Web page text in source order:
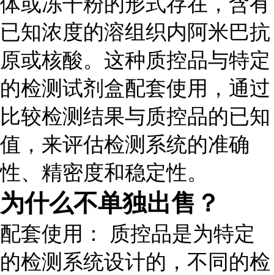
已知浓度的溶组织内阿米巴抗
原或核酸。这种质控品与特定
的检测试剂盒配套使用，通过
比较检测结果与质控品的已知
值，来评估检测系统的准确
性、精密度和稳定性。
为什么不单独出售？
配套使用： 质控品是为特定
的检测系统设计的，不同的检